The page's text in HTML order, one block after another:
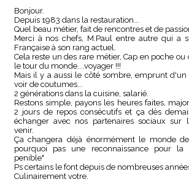
Bonjour.
Depuis 1983 dans la restauration...
Quel beau métier, fait de rencontres et de
Merci à nos chefs, M.Paul entre autre qui a
Française à son rang actuel.
Cela reste un des rare métier, Cap en poche
le tour du monde....voyager !!!
Mais il y a aussi le côté sombre, emprunt d'un
voir de coutumes...
2 générations dans la cuisine, salarié.
Restons simple, payons les heures faites,
2 jours de repos consécutifs et ça dès
échanger avec nos partenaires sociaux sur
venir.
Ça changera déjà énormément le monde
pourquoi pas une reconnaissance pour la
penible"
Ps certains le font depuis de nombreuses
Culinairement votre.